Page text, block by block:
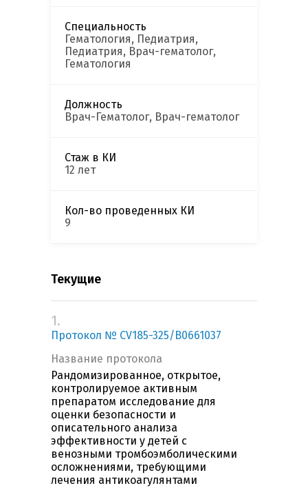
Специальность
Гематология, Педиатрия,
Педиатрия, Врач-гематолог,
Гематология
Должность
Врач-Гематолог, Врач-гематолог
Стаж в КИ
12 лет
Кол-во проведенных КИ
9
Текущие
1.
Протокол № CV185-325/B0661037
Название протокола
Рандомизированное, открытое,
контролируемое активным
препаратом исследование для
оценки безопасности и
описательного анализа
эффективности у детей с
венозными тромбоэмболическими
осложнениями, требующими
лечения антикоагулянтами